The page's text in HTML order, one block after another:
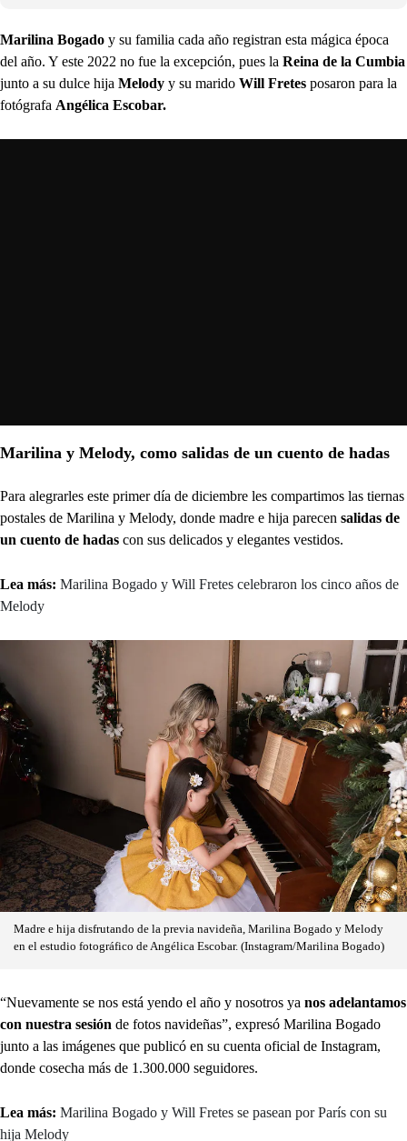
Marilina Bogado y su familia cada año registran esta mágica época
del año. Y este 2022 no fue la excepción, pues la Reina de la Cumbia
junto a su dulce hija Melody y su marido Will Fretes posaron para la
fotógrafa Angélica Escobar.
Marilina y Melody, como salidas de un cuento de hadas
Para alegrarles este primer día de diciembre les compartimos las tiernas
postales de Marilina y Melody, donde madre e hija parecen salidas de
un cuento de hadas con sus delicados y elegantes vestidos.
Lea más: Marilina Bogado y Will Fretes celebraron los cinco años de
Melody
Madre e hija disfrutando de la previa navideña, Marilina Bogado y Melody
en el estudio fotográfico de Angélica Escobar. (Instagram/Marilina Bogado)
“Nuevamente se nos está yendo el año y nosotros ya nos adelantamos
con nuestra sesión de fotos navideñas”, expresó Marilina Bogado
junto a las imágenes que publicó en su cuenta oficial de Instagram,
donde cosecha más de 1.300.000 seguidores.
Lea más: Marilina Bogado y Will Fretes se pasean por París con su
hija Melody